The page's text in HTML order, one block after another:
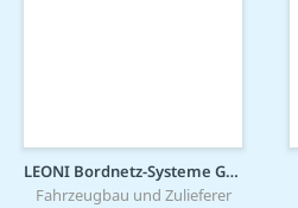
LEONI Bordnetz-Systeme GmbH
Fahrzeugbau und Zulieferer